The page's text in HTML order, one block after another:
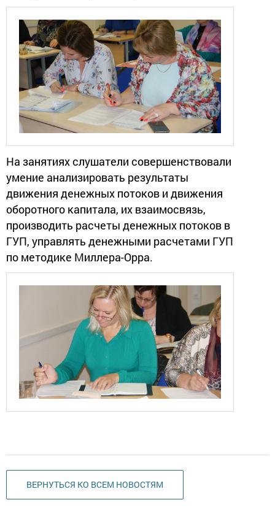
На занятиях слушатели совершенствовали
умение анализировать результаты
движения денежных потоков и движения
оборотного капитала, их взаимосвязь,
производить расчеты денежных потоков в
ГУП, управлять денежными расчетами ГУП
по методике Миллера-Орра.
ВЕРНУТЬСЯ КО ВСЕМ НОВОСТЯМ